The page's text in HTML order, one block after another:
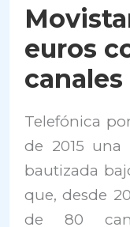
euros
Telefónica
de 2015 una
bautizada
que, desde
de 80